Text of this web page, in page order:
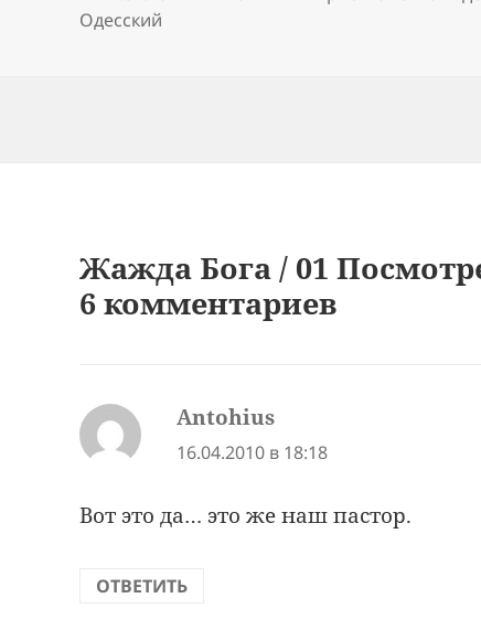
Одесский
Жажда Бога / 01
6 комментариев
Antohius
16.04.2010 в 18:18
Вот это да… это же наш пастор.
ОТВЕТИТЬ